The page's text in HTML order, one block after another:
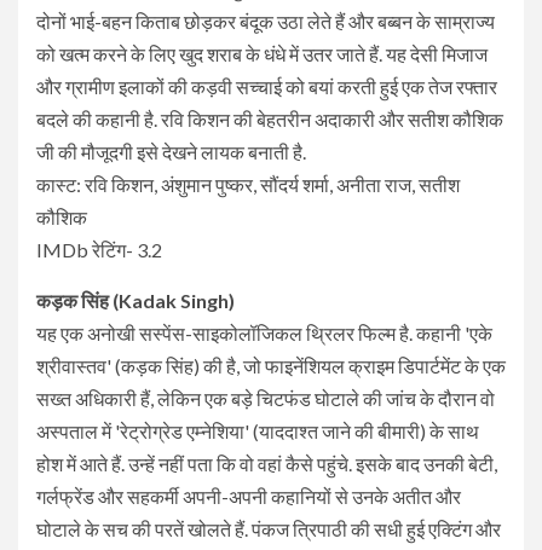
दोनों भाई-बहन किताब छोड़कर बंदूक उठा लेते हैं और बब्बन के साम्राज्य
को खत्म करने के लिए खुद शराब के धंधे में उतर जाते हैं. यह देसी मिजाज
और ग्रामीण इलाकों की कड़वी सच्चाई को बयां करती हुई एक तेज रफ्तार
बदले की कहानी है. रवि किशन की बेहतरीन अदाकारी और सतीश कौशिक
जी की मौजूदगी इसे देखने लायक बनाती है.
कास्ट: रवि किशन, अंशुमान पुष्कर, सौंदर्य शर्मा, अनीता राज, सतीश
कौशिक
IMDb रेटिंग- 3.2
कड़क सिंह (Kadak Singh)
यह एक अनोखी सस्पेंस-साइकोलॉजिकल थ्रिलर फिल्म है. कहानी 'एके
श्रीवास्तव' (कड़क सिंह) की है, जो फाइनेंशियल क्राइम डिपार्टमेंट के एक
सख्त अधिकारी हैं, लेकिन एक बड़े चिटफंड घोटाले की जांच के दौरान वो
अस्पताल में 'रेट्रोग्रेड एम्नेशिया' (याददाश्त जाने की बीमारी) के साथ
होश में आते हैं. उन्हें नहीं पता कि वो वहां कैसे पहुंचे. इसके बाद उनकी बेटी,
गर्लफ्रेंड और सहकर्मी अपनी-अपनी कहानियों से उनके अतीत और
घोटाले के सच की परतें खोलते हैं. पंकज त्रिपाठी की सधी हुई एक्टिंग और